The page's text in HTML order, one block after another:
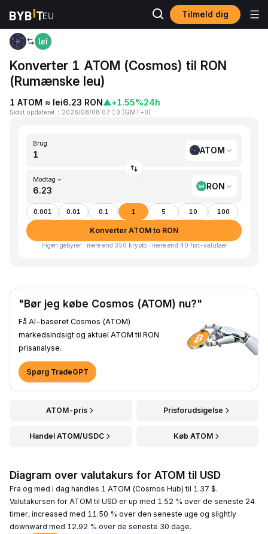
Tilmeld dig
Hjem ATOM to RON
Konverter 1 ATOM (Cosmos) til RON
(Rumænske leu)
1 ATOM ≈ lei6.23 RON▲+1.55%24h
Sidst opdateret ： 2026/08/08 07:10 (GMT+0)
Brug
ATOM
Modtag ~
RON
0.001 0.01 0.1 1 5 10 100
Konverter ATOM to RON
Ingen gebyrer · mere end 350 krypto · mere end 40 fiat-valutaer
"Bør jeg købe Cosmos (ATOM) nu?"
Få AI-baseret Cosmos (ATOM)
markedsindsigt og aktuel ATOM til RON
prisanalyse.
Spørg TradeGPT
ATOM-pris Prisforudsigelse
Handel ATOM/USDC Køb ATOM
Diagram over valutakurs for ATOM til USD
Fra og med i dag handles 1 ATOM (Cosmos Hub) til 1.37 $.
Valutakursen for ATOM til USD er up med 1.52 % over de seneste 24
timer, increased med 11.50 % over den seneste uge og slightly
downward med 12.92 % over de seneste 30 dage.